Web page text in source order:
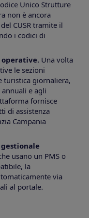
Unico Strutture
non è ancora
CUSR tramite il
i codici di
operative. Una volta
le sezioni
turistica giornaliera,
e agli
fornisce
di assistenza
Campania
usano un PMS o
la
via
al portale.